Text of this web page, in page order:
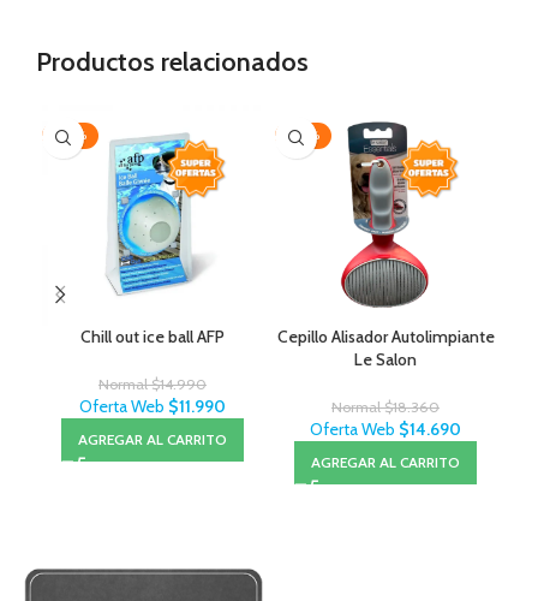
Productos relacionados
-20%
Chill out ice ball AFP
Normal$14.990
Oferta Web $11.990
AGREGAR AL CARRITO
-20%
Cepillo Alisador Autolimpiante
Le Salon
Normal$18.360
Oferta Web $14.690
AGREGAR AL CARRITO